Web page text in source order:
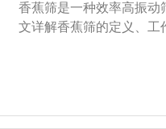
香蕉筛是一种效率高振动
文详解香蕉筛的定义、